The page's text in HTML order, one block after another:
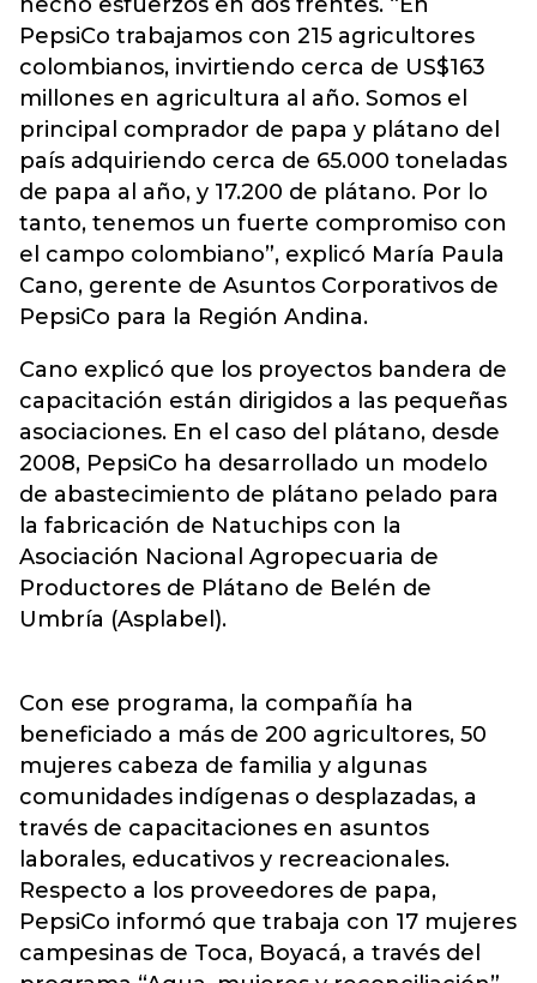
PepsiCo trabajamos con 215 agricultores
colombianos, invirtiendo cerca de US$163
millones en agricultura al año. Somos el
principal comprador de papa y plátano del
país adquiriendo cerca de 65.000 toneladas
de papa al año, y 17.200 de plátano. Por lo
tanto, tenemos un fuerte compromiso con
el campo colombiano”, explicó María Paula
Cano, gerente de Asuntos Corporativos de
PepsiCo para la Región Andina.
Cano explicó que los proyectos bandera de
capacitación están dirigidos a las pequeñas
asociaciones. En el caso del plátano, desde
2008, PepsiCo ha desarrollado un modelo
de abastecimiento de plátano pelado para
la fabricación de Natuchips con la
Asociación Nacional Agropecuaria de
Productores de Plátano de Belén de
Umbría (Asplabel).
Con ese programa, la compañía ha
beneficiado a más de 200 agricultores, 50
mujeres cabeza de familia y algunas
comunidades indígenas o desplazadas, a
través de capacitaciones en asuntos
laborales, educativos y recreacionales.
Respecto a los proveedores de papa,
PepsiCo informó que trabaja con 17 mujeres
campesinas de Toca, Boyacá, a través del